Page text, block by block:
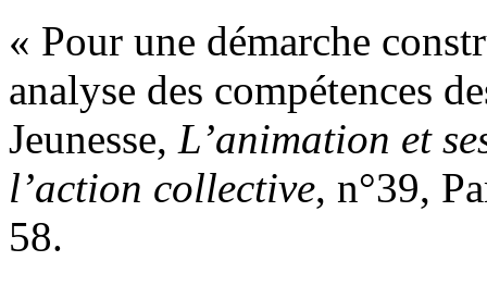
« Pour une démarche
analyse des compétences
Jeunesse, L’animation et
l’action collective, n°39,
58.